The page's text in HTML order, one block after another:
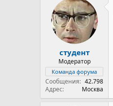
студент
Модератор
Команда форума
Сообщения
42.798
Адрес
Москва